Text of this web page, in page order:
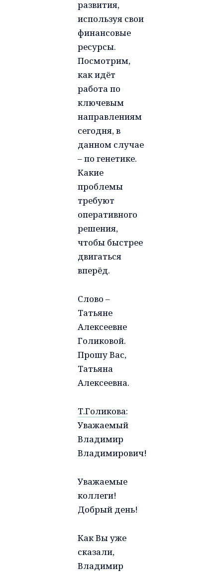
развития,
используя свои
финансовые
ресурсы.
Посмотрим,
как идёт
работа по
ключевым
направлениям
сегодня, в
данном случае
– по генетике.
Какие
проблемы
требуют
оперативного
решения,
чтобы быстрее
двигаться
вперёд.
Слово –
Татьяне
Алексеевне
Голиковой.
Прошу Вас,
Татьяна
Алексеевна.
Т.Голикова:
Уважаемый
Владимир
Владимирович!
Уважаемые
коллеги!
Добрый день!
Как Вы уже
сказали,
Владимир